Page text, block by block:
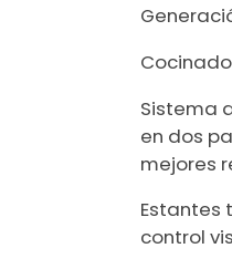
Sistema
en dos
mejores
Estantes
control